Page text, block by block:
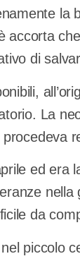
la
accorta
di
La
ed era
da
piccolo